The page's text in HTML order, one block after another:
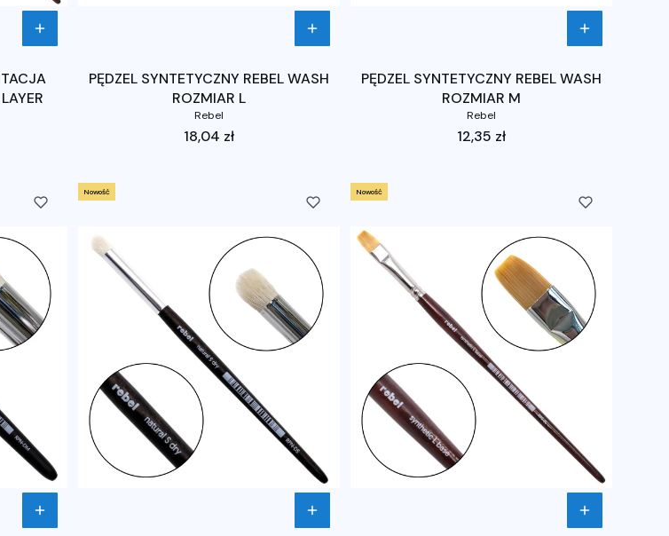
PĘDZEL SYNTETYCZNY REBEL WASH
ROZMIAR L
Rebel
Cena
18,04 zł
PĘDZEL SYNTETYCZNY REBEL WASH
ROZMIAR M
Rebel
Cena
12,35 zł
Nowość Nowość